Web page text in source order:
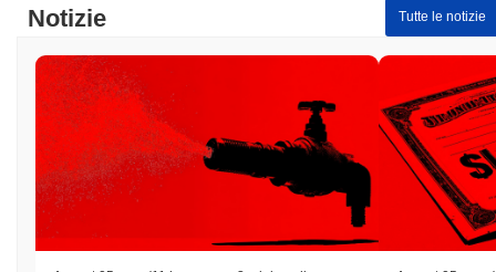
Notizie Tutte le notizie